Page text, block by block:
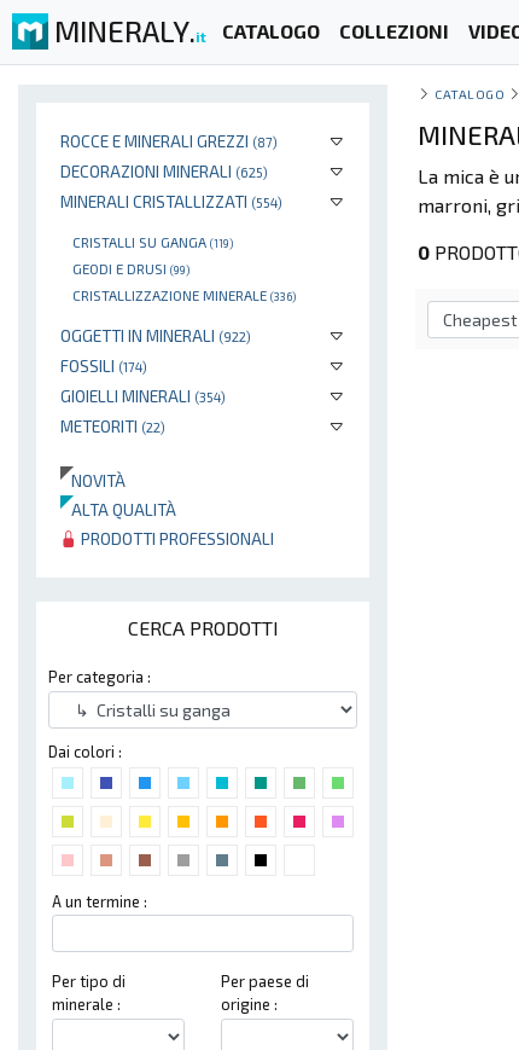
MINERALY.it CATALOGO COLLEZIONI
ROCCE E MINERALI GREZZI (87)
DECORAZIONI MINERALI (625)
MINERALI CRISTALLIZZATI (554)
CRISTALLI SU GANGA (119)
GEODI E DRUSI (99)
CRISTALLIZZAZIONE MINERALE (336)
OGGETTI IN MINERALI (922)
FOSSILI (174)
GIOIELLI MINERALI (354)
METEORITI (22)
NOVITÀ
ALTA QUALITÀ
PRODOTTI PROFESSIONALI
CERCA PRODOTTI
Per categoria :
Dai colori :
A un termine :
Per tipo di
minerale :
Per paese di
origine :
CATALOGO
La mica è
marroni,
0